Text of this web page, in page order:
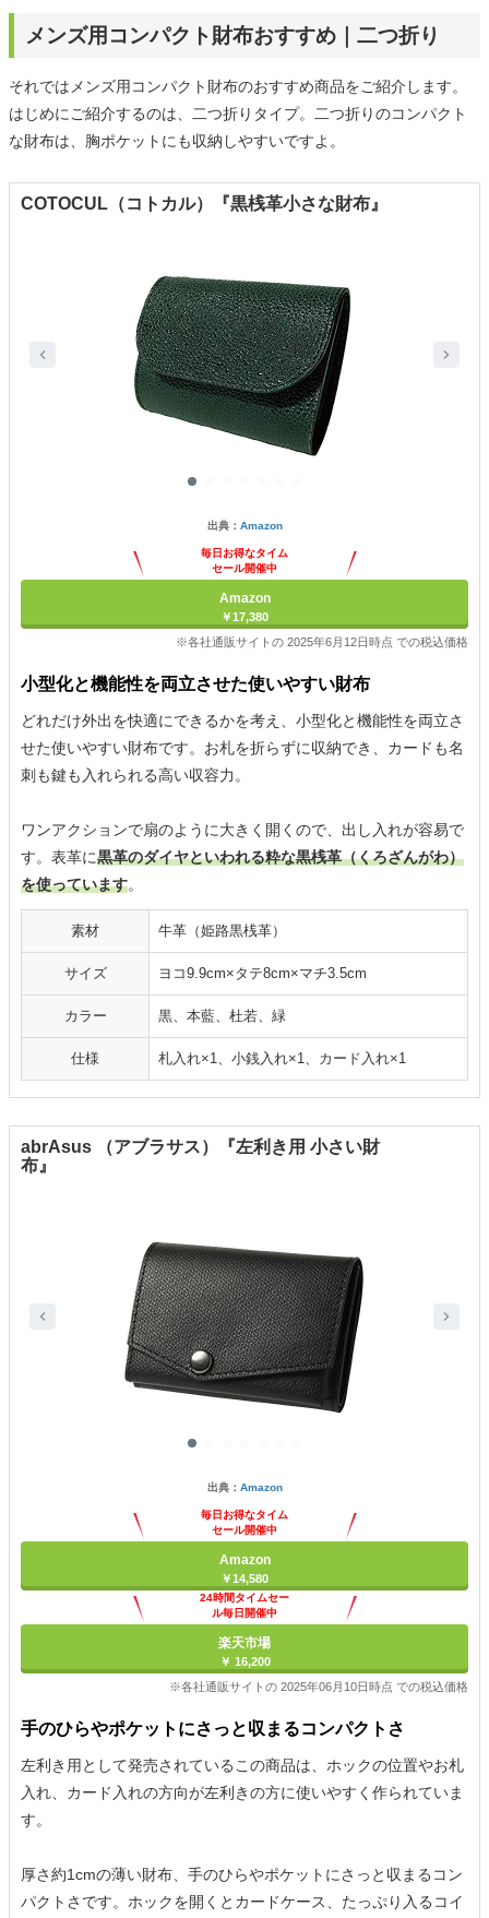
メンズ用コンパクト財布おすすめ｜二つ折り
それではメンズ用コンパクト財布のおすすめ商品をご紹介します。
はじめにご紹介するのは、二つ折りタイプ。二つ折りのコンパクト
な財布は、胸ポケットにも収納しやすいですよ。
COTOCUL（コトカル）『黒桟革小さな財布』
出典： Amazon
毎日お得なタイム
セール開催中
Amazon
￥17,380
※各社通販サイトの 2025年6月12日時点 での税込価格
小型化と機能性を両立させた使いやすい財布
どれだけ外出を快適にできるかを考え、小型化と機能性を両立さ
せた使いやすい財布です。お札を折らずに収納でき、カードも名
刺も鍵も入れられる高い収容力。
ワンアクションで扇のように大きく開くので、出し入れが容易で
す。表革に黒革のダイヤといわれる粋な黒桟革（くろざんがわ）
を使っています。
素材 牛革（姫路黒桟革）
サイズ ヨコ9.9cm×タテ8cm×マチ3.5cm
カラー 黒、本藍、杜若、緑
仕様 札入れ×1、小銭入れ×1、カード入れ×1
abrAsus （アブラサス）『左利き用 小さい財
布』
出典： Amazon
毎日お得なタイム
セール開催中
Amazon
￥14,580
24時間タイムセー
ル毎日開催中
楽天市場
￥ 16,200
※各社通販サイトの 2025年06月10日時点 での税込価格
手のひらやポケットにさっと収まるコンパクトさ
左利き用として発売されているこの商品は、ホックの位置やお札
入れ、カード入れの方向が左利きの方に使いやすく作られていま
す。
厚さ約1cmの薄い財布、手のひらやポケットにさっと収まるコン
パクトさです。ホックを開くとカードケース、たっぷり入るコイ